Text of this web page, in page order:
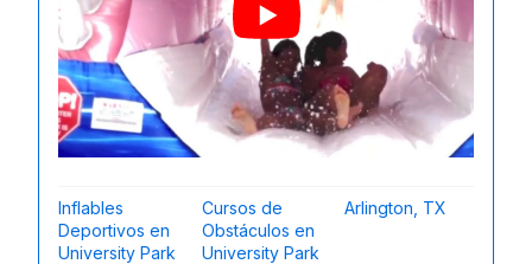
Inflables
Deportivos en
University Park
Cursos de
Obstáculos en
University Park
Arlington, TX